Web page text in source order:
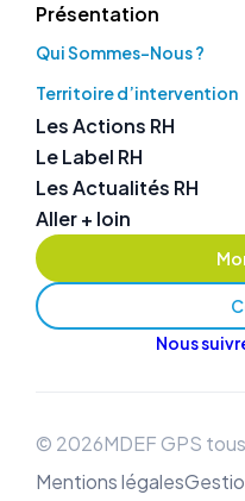
Présentation
Qui Sommes-Nous ?
Territoire d’intervention
Les Actions RH
Le Label RH
Les Actualités RH
Aller + loin
Nous
© 2026MDEF GPS
Mentions légales